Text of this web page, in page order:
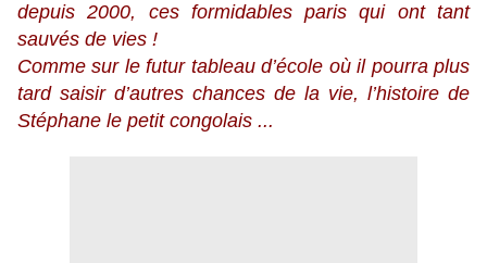
depuis 2000, ces formidables paris qui ont tant
sauvés de vies !
Comme sur le futur tableau d’école où il pourra plus
tard saisir d’autres chances de la vie, l’histoire de
Stéphane le petit congolais ...